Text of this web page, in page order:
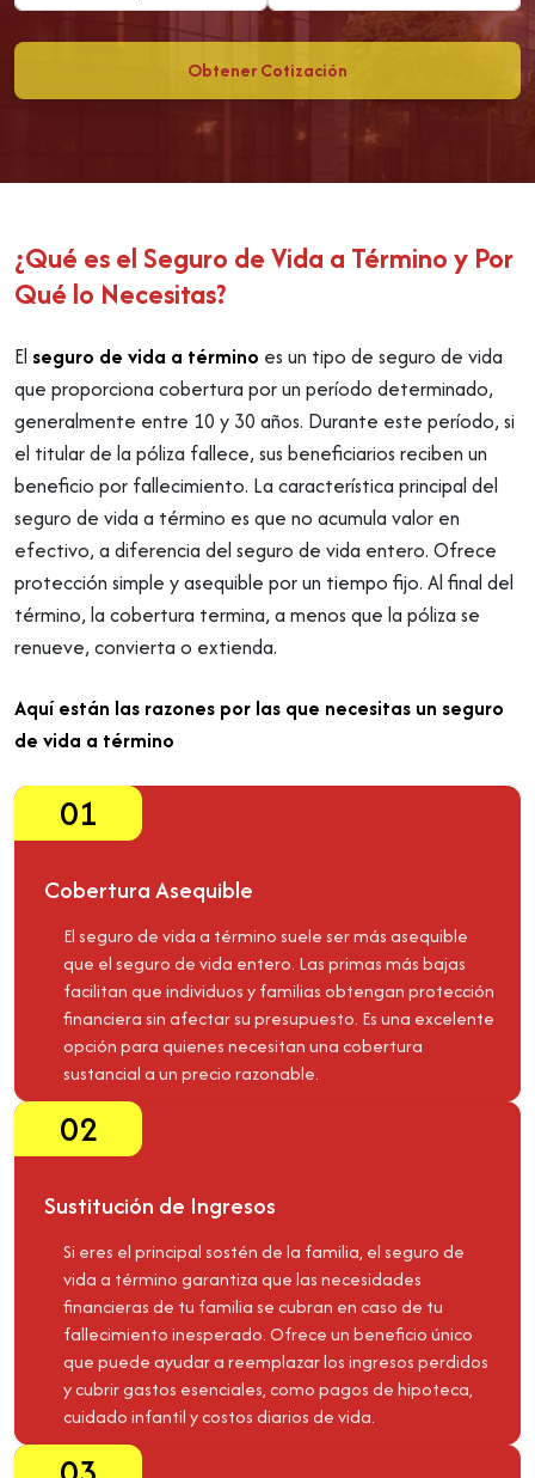
Obtener Cotización
¿Qué es el Seguro de Vida a Término y Por
Qué lo Necesitas?
El seguro de vida a término es un tipo de seguro de vida
que proporciona cobertura por un período determinado,
generalmente entre 10 y 30 años. Durante este período, si
el titular de la póliza fallece, sus beneficiarios reciben un
beneficio por fallecimiento. La característica principal del
seguro de vida a término es que no acumula valor en
efectivo, a diferencia del seguro de vida entero. Ofrece
protección simple y asequible por un tiempo fijo. Al final del
término, la cobertura termina, a menos que la póliza se
renueve, convierta o extienda.
Aquí están las razones por las que necesitas un seguro
de vida a término
01
Cobertura Asequible
El seguro de vida a término suele ser más asequible
que el seguro de vida entero. Las primas más bajas
facilitan que individuos y familias obtengan protección
financiera sin afectar su presupuesto. Es una excelente
opción para quienes necesitan una cobertura
sustancial a un precio razonable.
02
Sustitución de Ingresos
Si eres el principal sostén de la familia, el seguro de
vida a término garantiza que las necesidades
financieras de tu familia se cubran en caso de tu
fallecimiento inesperado. Ofrece un beneficio único
que puede ayudar a reemplazar los ingresos perdidos
y cubrir gastos esenciales, como pagos de hipoteca,
cuidado infantil y costos diarios de vida.